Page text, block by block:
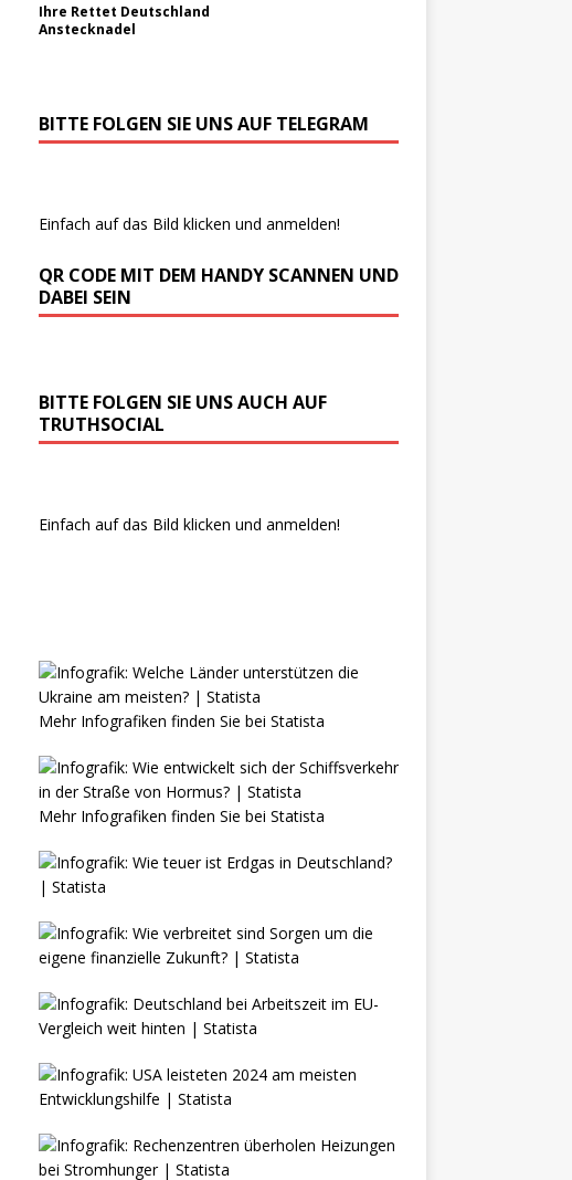
Ihre Rettet Deutschland
Anstecknadel
BITTE FOLGEN SIE UNS AUF TELEGRAM
Einfach auf das Bild klicken und anmelden!
QR CODE MIT DEM HANDY SCANNEN UND
DABEI SEIN
BITTE FOLGEN SIE UNS AUCH AUF
TRUTHSOCIAL
Einfach auf das Bild klicken und anmelden!
Mehr Infografiken finden Sie bei Statista
Mehr Infografiken finden Sie bei Statista